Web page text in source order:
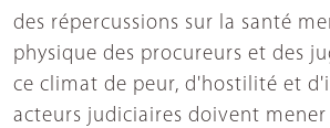
des répercussions sur la santé
physique des procureurs et des
ce climat de peur, d'hostilité et
acteurs judiciaires doivent